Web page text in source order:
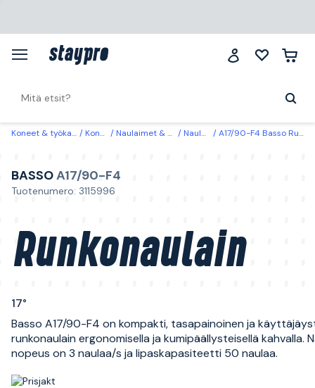
Koneet & työkalut Koneet Naulaimet & nitojat Naulaimet A17/90-F4 Basso Runkonaulain 17°
BASSOA17/90-F4
Tuotenumero: 3115996
Runkonaulain
17°
Basso A17/90-F4 on kompakti, tasapainoinen ja
runkonaulain ergonomisella ja kumipäällysteisellä kahvalla.
nopeus on 3 naulaa/s ja lipaskapasiteetti 50 naulaa.